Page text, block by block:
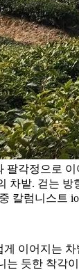
팔각정으로
차밭. 걷는 방
칼럼니스트
이어지는 차
는 듯한 착각